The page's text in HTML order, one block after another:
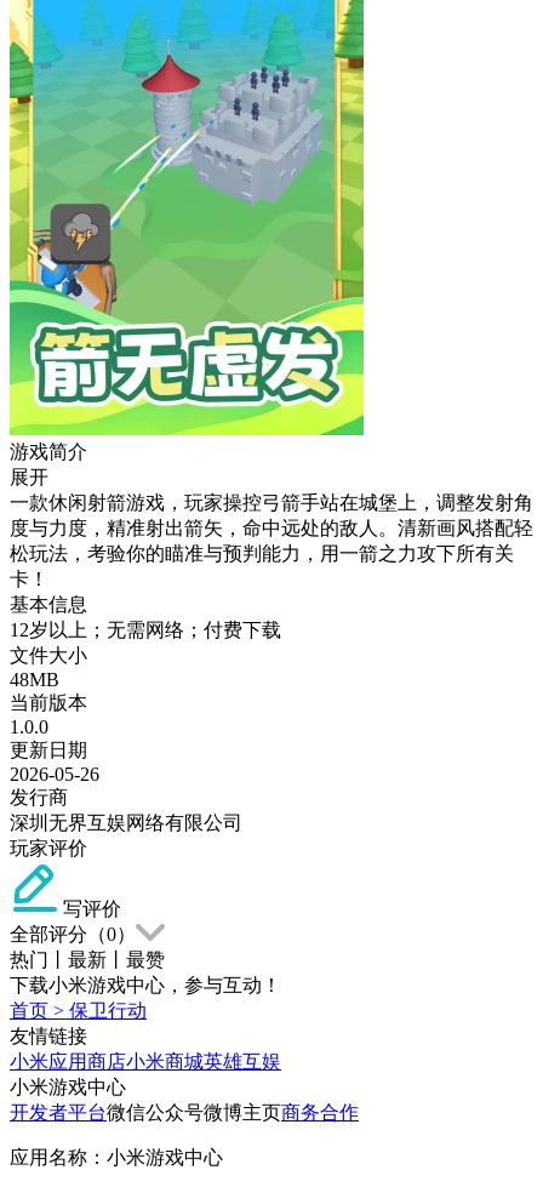
游戏简介
展开
一款休闲射箭游戏，玩家操控弓箭手站在城堡上，调整发射角
度与力度，精准射出箭矢，命中远处的敌人。清新画风搭配轻
松玩法，考验你的瞄准与预判能力，用一箭之力攻下所有关
卡！
基本信息
12岁以上；无需网络；付费下载
文件大小
48MB
当前版本
1.0.0
更新日期
2026-05-26
发行商
深圳无界互娱网络有限公司
玩家评价
写评价
全部评分（0）
热门
最新
最赞
下载小米游戏中心，参与互动！
首页 > 保卫行动
友情链接
小米应用商店小米商城英雄互娱
小米游戏中心
开发者平台微信公众号微博主页商务合作
应用名称：小米游戏中心